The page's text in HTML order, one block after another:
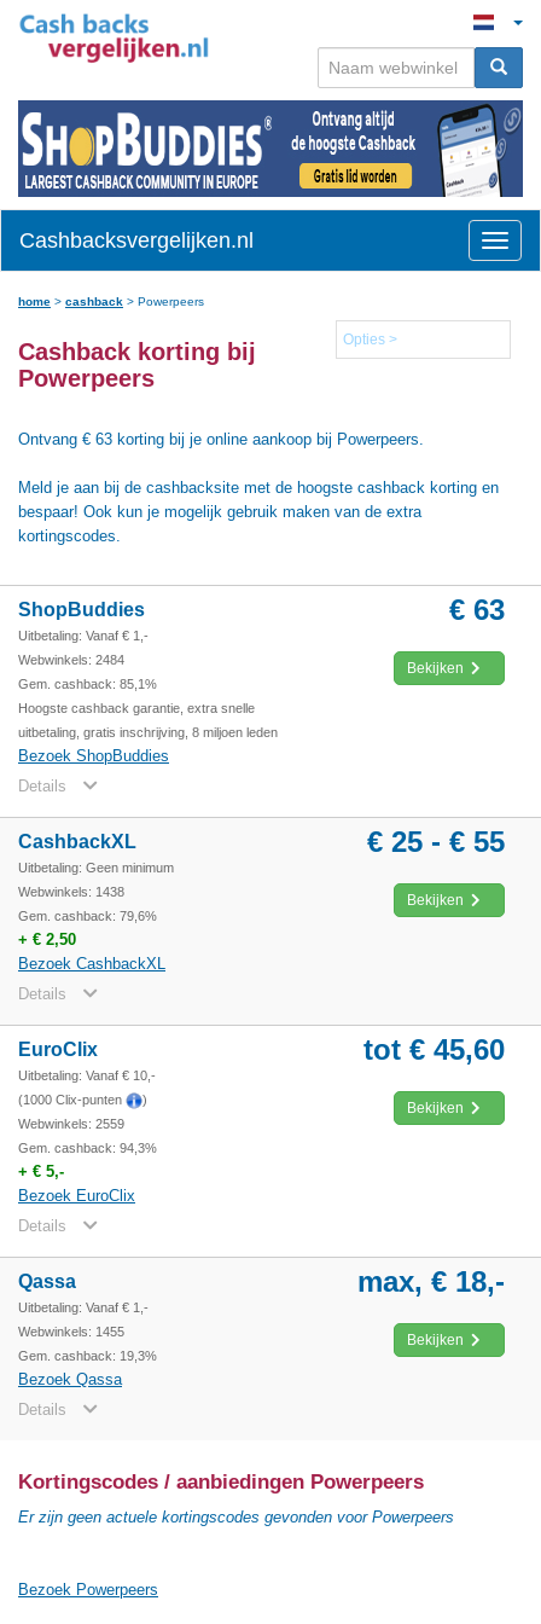
Toggle
Cashbacksvergelijken.nl
home > cashback > Powerpeers
Opties >
Cashback korting bij
Powerpeers
Ontvang € 63 korting bij je online aankoop bij Powerpeers.
Meld je aan bij de cashbacksite met de hoogste cashback korting en
bespaar! Ook kun je mogelijk gebruik maken van de extra
kortingscodes.
ShopBuddies
Uitbetaling: Vanaf € 1,-
Webwinkels: 2484
Gem. cashback: 85,1%
Hoogste cashback garantie, extra snelle
uitbetaling, gratis inschrijving, 8 miljoen leden
Bezoek ShopBuddies
Details
€ 63
Bekijken
CashbackXL
Uitbetaling: Geen minimum
Webwinkels: 1438
Gem. cashback: 79,6%
+ € 2,50
Bezoek CashbackXL
Details
€ 25 - € 55
Bekijken
EuroClix
Uitbetaling: Vanaf € 10,-
(1000 Clix-punten
)
Webwinkels: 2559
Gem. cashback: 94,3%
+ € 5,-
Bezoek EuroClix
Details
tot € 45,60
Bekijken
Qassa
Uitbetaling: Vanaf € 1,-
Webwinkels: 1455
Gem. cashback: 19,3%
Bezoek Qassa
Details
max, € 18,-
Bekijken
Kortingscodes / aanbiedingen Powerpeers
Er zijn geen actuele kortingscodes gevonden voor Powerpeers
Bezoek Powerpeers